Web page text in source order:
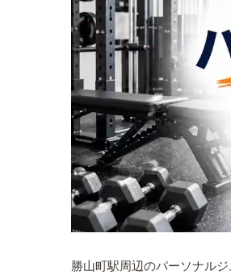
勝山町駅周辺のパーソナル